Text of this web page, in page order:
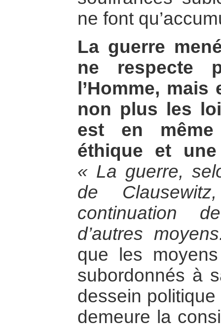
ne font
La guerre
ne respecte
l’Homme,
non plus les
est en
éthique et
« La guerre,
de
continuation
d’autres
que les
subordonnés à
dessein
demeure la